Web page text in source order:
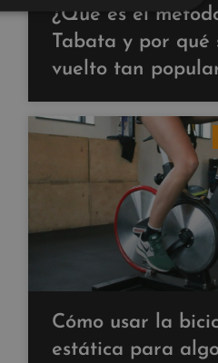
¿Qué es el
Tabata y por qué
vuelto tan
Cómo usar la
estática para